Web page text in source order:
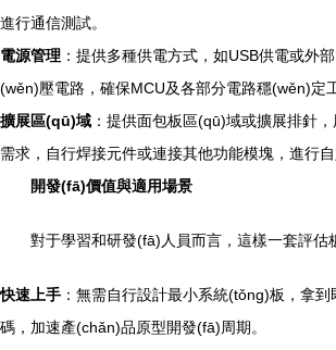
進行通信測試。
電源管理 ：提供多種供電方式，如USB供電或外
(wěn)壓電路，確保MCU及各部分電路穩(wěn)定
擴展區(qū)域 ：提供面包板區(qū)域或擴展排針
需求，自行焊接元件或連接其他功能模塊，進行自
開發(fā)價值與適用場景
對于學習和研發(fā)人員而言，這樣一套評估
快速上手 ：無需自行設計最小系統(tǒng)板，拿
碼，加速產(chǎn)品原型開發(fā)周期。